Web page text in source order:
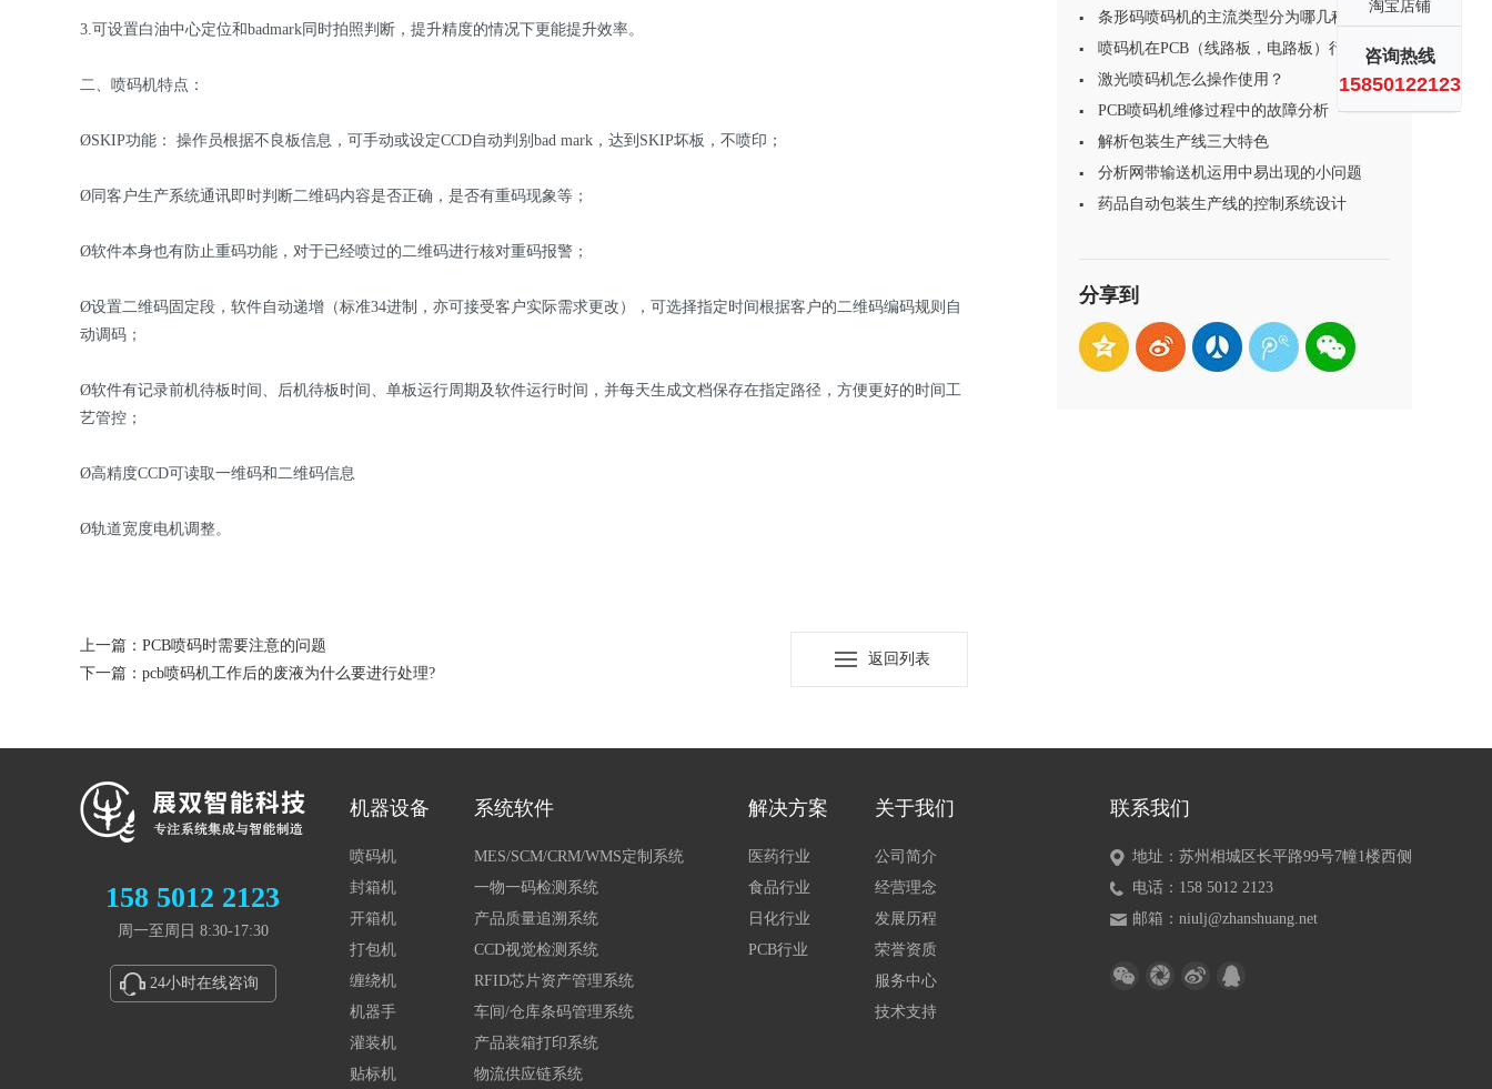
3.可设置白油中心定位和badmark同时拍照判断，提升精度的情况下更能提升效率。
二、喷码机特点：
ØSKIP功能： 操作员根据不良板信息，可手动或设定CCD自动判别bad mark，达到SKIP坏板，不喷印；
Ø同客户生产系统通讯即时判断二维码内容是否正确，是否有重码现象等；
Ø软件本身也有防止重码功能，对于已经喷过的二维码进行核对重码报警；
Ø设置二维码固定段，软件自动递增（标准34进制，亦可接受客户实际需求更改），可选择指定时间根据客户的二维码编码规则自
动调码；
Ø软件有记录前机待板时间、后机待板时间、单板运行周期及软件运行时间，并每天生成文档保存在指定路径，方便更好的时间工
艺管控；
Ø高精度CCD可读取一维码和二维码信息
Ø轨道宽度电机调整。
上一篇：PCB喷码时需要注意的问题
下一篇：pcb喷码机工作后的废液为什么要进行处理?
返回列表
条形码喷码机的主流类型分为哪几种？
喷码机在PCB（线路板，电路板）行业的
应用特点及注意事项
激光喷码机怎么操作使用？
PCB喷码机维修过程中的故障分析
解析包装生产线三大特色
分析网带输送机运用中易出现的小问题
药品自动包装生产线的控制系统设计
分享到
158 5012 2123
周一至周日 8:30-17:30
24小时在线咨询
机器设备
喷码机
封箱机
开箱机
打包机
缠绕机
机器手
灌装机
贴标机
系统软件
MES/SCM/CRM/WMS定制系统
一物一码检测系统
产品质量追溯系统
CCD视觉检测系统
RFID芯片资产管理系统
车间/仓库条码管理系统
产品装箱打印系统
物流供应链系统
解决方案
医药行业
食品行业
日化行业
PCB行业
关于我们
公司简介
经营理念
发展历程
荣誉资质
服务中心
技术支持
联系我们
地址：苏州相城区长平路99号7幢1楼西侧
电话：158 5012 2123
邮箱：niulj@zhanshuang.net
淘宝店铺
咨询热线
15850122123